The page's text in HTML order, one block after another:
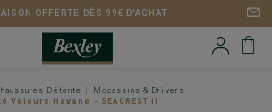
OFFERTE DÈS 99€ D'ACHAT
Détente
Mocassins & Drivers
Velours Havane - SEACREST II